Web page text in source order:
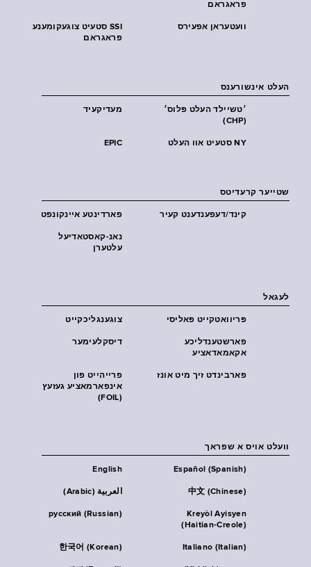
פראגראם
SSI סטעיט צוגעקומענע
פראגראם
וועטעראן אפעירס
העלט אינשורענס
מעדיקעיד
׳טשיילד העלט פּלוס׳
(CHP)
EPIC NY סטעיט אוו העלט
שטייער קרעדיטס
פארדינטע איינקונפט קינד/דעפענדענט קעיר
נאנ-קאסטאדיעל
עלטערן
לעגאל
צוגענגליכקייט פּריוואטקייט פּאליסי
דיסקלעימער
פארשטענדליכע
אקאמאדאציע
פרייהייט פון
אינפארמאציע געזעץ
(FOIL)
פארבינדט זיך מיט אונז
וועלט אויס א שפראך
English Español (Spanish)
العربية (Arabic) 中文 (Chinese)
русский (Russian)
Kreyòl Ayisyen
(Haitian-Creole)
한국어 (Korean) Italiano (Italian)